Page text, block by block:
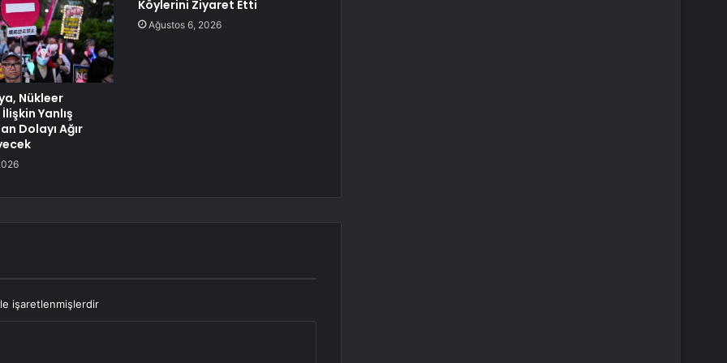
Nükleer
Yanlış
Dolayı Ağır
Köylerini Ziyaret Etti
Ağustos 6, 2026
işaretlenmişlerdir